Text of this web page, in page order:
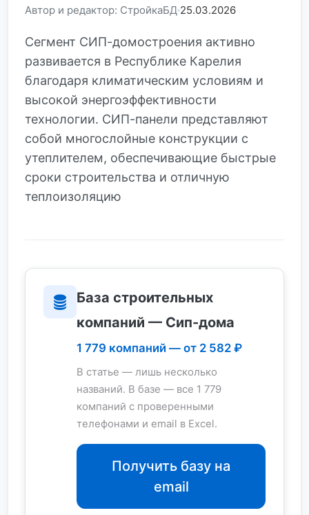
Автор и редактор: СтройкаБД 25.03.2026
Сегмент СИП-домостроения активно
развивается в Республике Карелия
благодаря климатическим условиям и
высокой энергоэффективности
технологии. СИП-панели представляют
собой многослойные конструкции с
утеплителем, обеспечивающие быстрые
сроки строительства и отличную
теплоизоляцию
База строительных
компаний — Сип-дома
1 779 компаний — от 2 582 ₽
В статье — лишь несколько
названий. В базе — все 1 779
компаний с проверенными
телефонами и email в Excel.
Получить базу на
email